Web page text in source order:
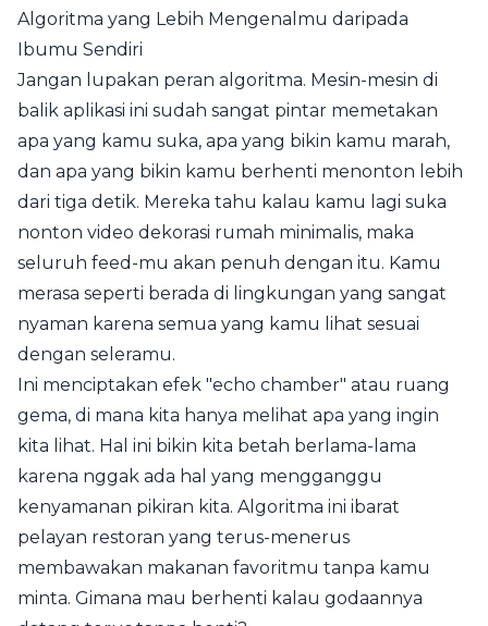
Algoritma yang Lebih Mengenalmu daripada
Ibumu Sendiri
Jangan lupakan peran algoritma. Mesin-mesin di
balik aplikasi ini sudah sangat pintar memetakan
apa yang kamu suka, apa yang bikin kamu marah,
dan apa yang bikin kamu berhenti menonton lebih
dari tiga detik. Mereka tahu kalau kamu lagi suka
nonton video dekorasi rumah minimalis, maka
seluruh feed-mu akan penuh dengan itu. Kamu
merasa seperti berada di lingkungan yang sangat
nyaman karena semua yang kamu lihat sesuai
dengan seleramu.
Ini menciptakan efek "echo chamber" atau ruang
gema, di mana kita hanya melihat apa yang ingin
kita lihat. Hal ini bikin kita betah berlama-lama
karena nggak ada hal yang mengganggu
kenyamanan pikiran kita. Algoritma ini ibarat
pelayan restoran yang terus-menerus
membawakan makanan favoritmu tanpa kamu
minta. Gimana mau berhenti kalau godaannya